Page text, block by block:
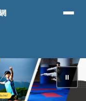
學校全球資
⏸